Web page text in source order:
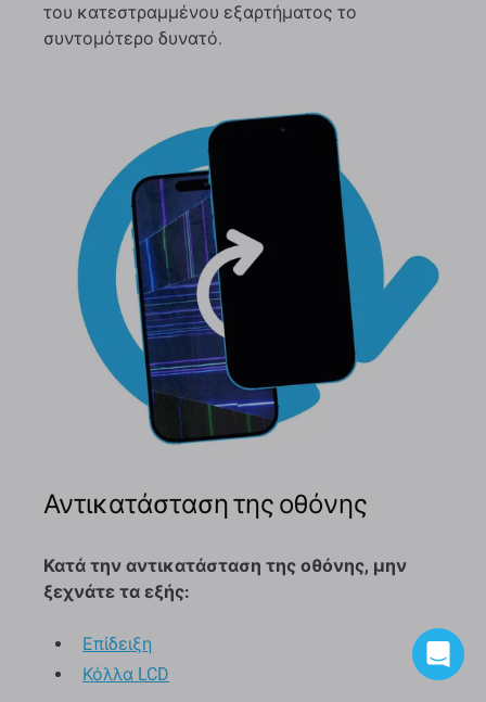
του κατεστραμμένου εξαρτήματος το
συντομότερο δυνατό.
Αντικατάσταση της οθόνης
Κατά την αντικατάσταση της οθόνης, μην
ξεχνάτε τα εξής:
Επίδειξη
Κόλλα LCD